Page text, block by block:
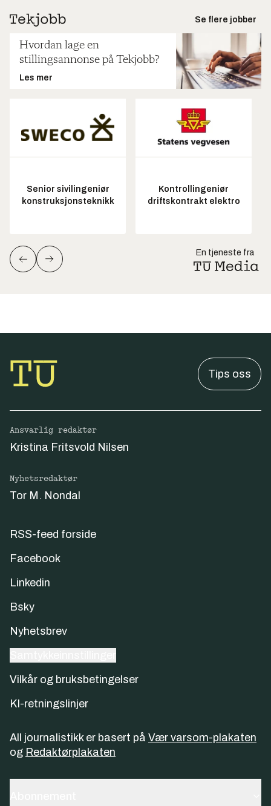
Se flere jobber
Hvordan lage en
stillingsannonse på Tekjobb?
Les mer
Senior sivilingeniør
konstruksjonsteknikk
Kontrollingeniør
driftskontrakt elektro
En tjeneste fra
Tips oss
Ansvarlig redaktør
Kristina Fritsvold Nilsen
Nyhetsredaktør
Tor M. Nondal
RSS-feed forside
Facebook
Linkedin
Bsky
Nyhetsbrev
Vilkår og bruksbetingelser
KI-retningslinjer
All journalistikk er basert på Vær varsom-plakaten
og Redaktørplakaten